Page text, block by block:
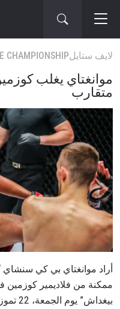
لايف ستايلCHAMPIONSHIP
موانغتاي يغلب
متقارب
أراد موانغتاي بي كي سنشاي
بيغداش” يوم الجمعة، 22 تموز/ يوليو.